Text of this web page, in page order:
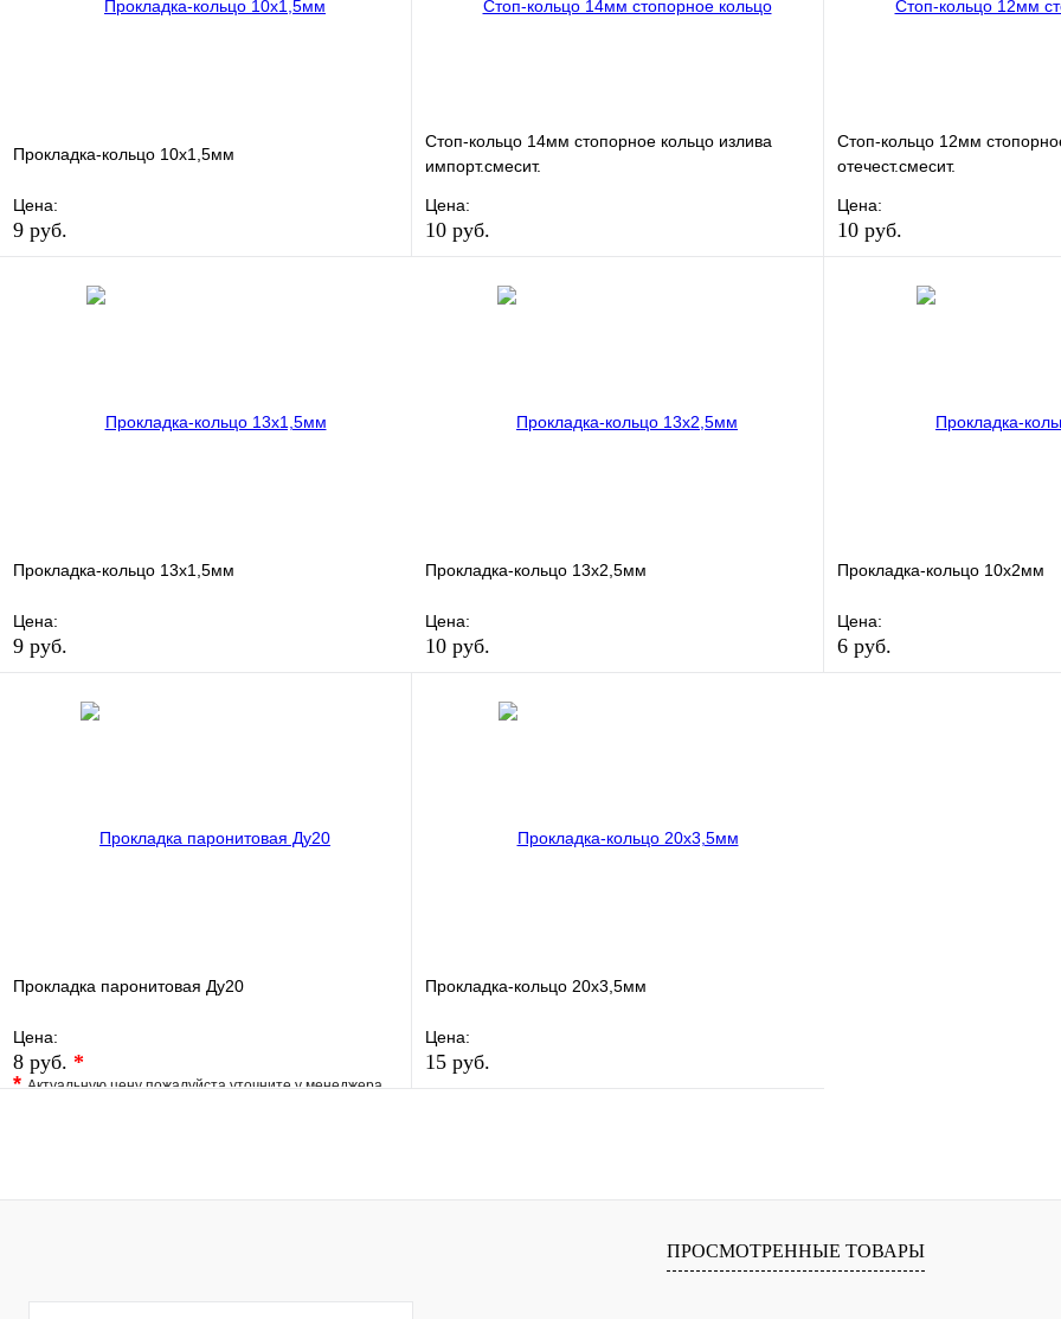
Прокладка-кольцо 10х1,5мм
Цена:
9 руб.
Купить в 1 клик
Стоп-кольцо 14мм стопорное кольцо излива
импорт.смесит.
Цена:
10 руб.
Купить в 1 клик
Стоп-кольцо 12мм
отечест.смесит.
Цена:
10 руб.
Купить в 1 клик
Прокладка-кольцо 13х1,5мм
Цена:
9 руб.
Купить в 1 клик
Прокладка-кольцо 13х2,5мм
Цена:
10 руб.
Купить в 1 клик
Прокладка-кольцо 10х2мм
Цена:
6 руб.
Прокладка паронитовая Ду20
Цена:
8 руб. *
*Актуальную цену пожалуйста уточните у менеджера
Прокладка-кольцо 20х3,5мм
Цена:
15 руб.
ПРОСМОТРЕННЫЕ ТОВАРЫ